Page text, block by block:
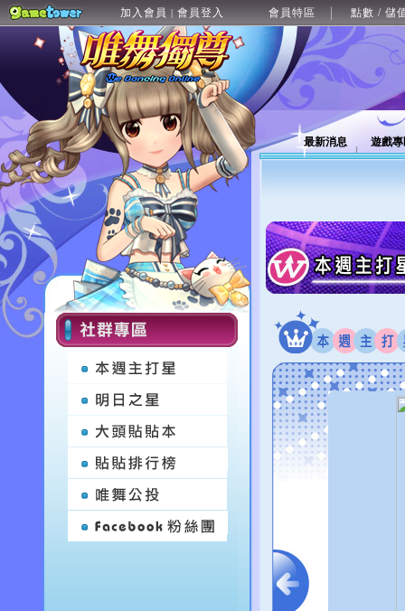
加入會員 | 會員登入 會員特區 點數 / 儲
最新消息 遊戲